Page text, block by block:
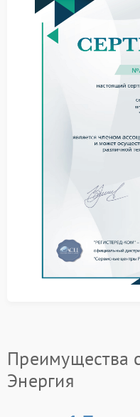
скачки.
После срабатывания
перезапускается
На дисплее
Подключенное
несмотря на работу
Что
в сервис
отключите ИБП от
минуя удлинители
проверьте
Специалисты сервиса
диагностику, точно
выполнят ремонт с
Преимущества
Энергия